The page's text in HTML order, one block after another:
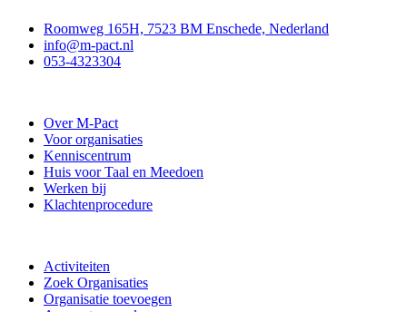
Roomweg 165H, 7523 BM Enschede, Nederland
info@m-pact.nl
053-4323304
Over M-Pact
Voor organisaties
Kenniscentrum
Huis voor Taal en Meedoen
Werken bij
Klachtenprocedure
Activiteiten
Zoek Organisaties
Organisatie toevoegen